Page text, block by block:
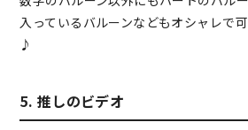
入っているバルーンなどもオシャレで
♪
5. 推しのビデオ